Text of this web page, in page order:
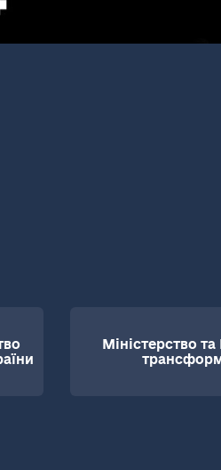
Міністерство